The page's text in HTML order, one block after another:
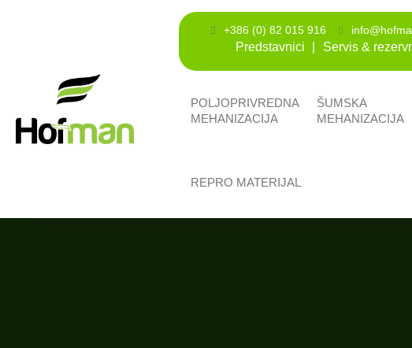
+386 (0) 82 015 916
Predstavnici Servis &
POLJOPRIVREDNA
MEHANIZACIJA
ŠUMSKA
MEHANIZACIJA
REPRO MATERIJAL